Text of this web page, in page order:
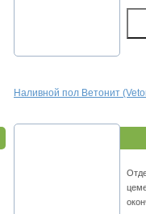
Наливной пол Ветонит